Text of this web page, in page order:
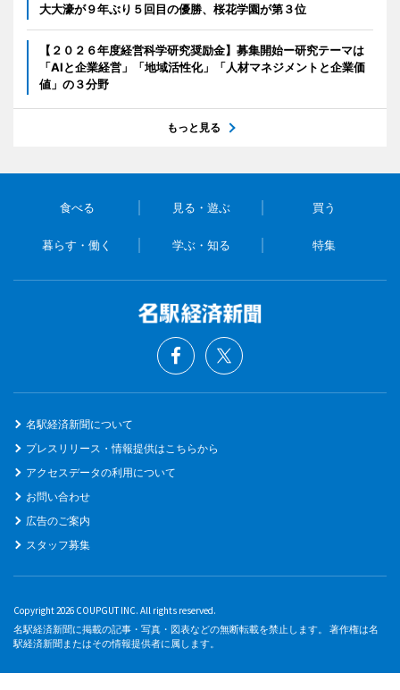
大大濠が９年ぶり５回目の優勝、桜花学園が第３位
【２０２６年度経営科学研究奨励金】募集開始ー研究テーマは
「AIと企業経営」「地域活性化」「人材マネジメントと企業価
値」の３分野
もっと見る
食べる 見る・遊ぶ 買う
暮らす・働く 学ぶ・知る 特集
名駅経済新聞について
プレスリリース・情報提供はこちらから
アクセスデータの利用について
お問い合わせ
広告のご案内
スタッフ募集
Copyright 2026 COUPGUT INC. All rights reserved.
名駅経済新聞に掲載の記事・写真・図表などの無断転載を禁止します。 著作権は名
駅経済新聞またはその情報提供者に属します。